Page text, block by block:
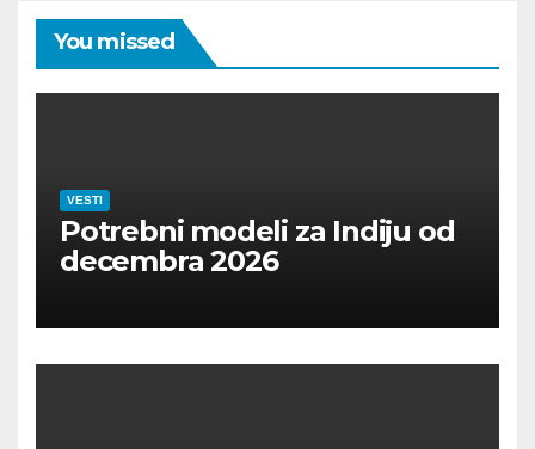
You missed
VESTI
Potrebni modeli za Indiju od
decembra 2026